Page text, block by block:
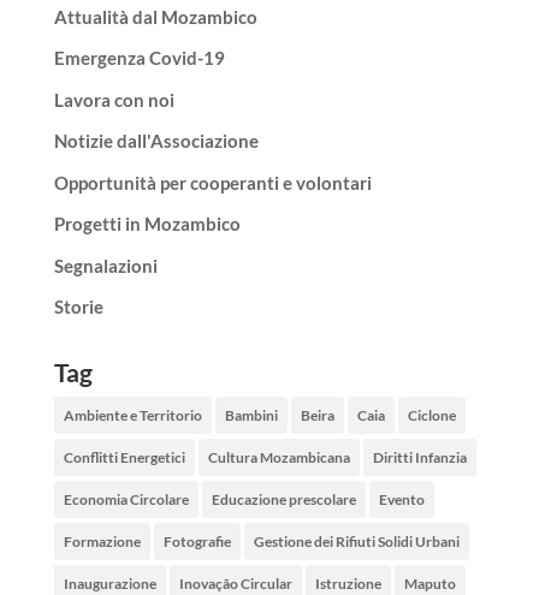
Attualità dal Mozambico
Emergenza Covid-19
Lavora con noi
Notizie dall'Associazione
Opportunità per cooperanti e volontari
Progetti in Mozambico
Segnalazioni
Storie
Tag
Ambiente e Territorio Bambini Beira Caia Ciclone
Conflitti Energetici Cultura Mozambicana Diritti Infanzia
Economia Circolare Educazione prescolare Evento
Formazione Fotografie Gestione dei Rifiuti Solidi Urbani
Inaugurazione Inovação Circular Istruzione Maputo